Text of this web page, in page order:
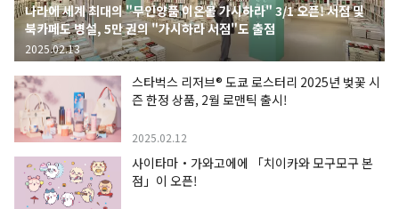
나라에 세계 최대의 "무인양품 이온몰 가시하라" 3/1 오픈! 서점 및
북카페도 병설, 5만 권의 "가시하라 서점"도 출점
2025.02.13
스타벅스 리저브® 도쿄 로스터리 2025년 벚꽃 시
즌 한정 상품, 2월 로맨틱 출시!
2025.02.12
사이타마・가와고에에 「치이카와 모구모구 본
점」이 오픈!